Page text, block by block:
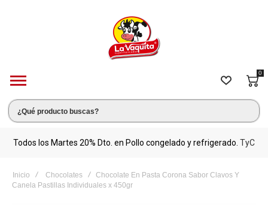
0
Todos los Martes 20% Dto. en Pollo congelado y refrigerado. TyC
Inicio Chocolates
Chocolate En Pasta Corona Sabor Clavos Y
Canela Pastillas Individuales x 450gr